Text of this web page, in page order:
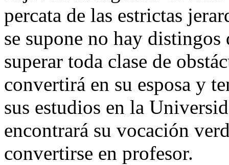
percata de las estrictas
se supone no hay distingos
superar toda clase de
convertirá en su esposa y
sus estudios en la
encontrará su vocación
convertirse en profesor.